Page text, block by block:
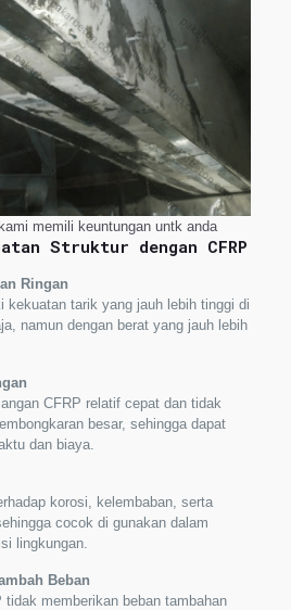
memili keuntungan untk anda
Struktur dengan CFRP
Ringan
kekuatan tarik yang jauh lebih tinggi di
namun dengan berat yang jauh lebih
CFRP relatif cepat dan tidak
besar, sehingga dapat
dan biaya.
korosi, kelembaban, serta
cocok di gunakan dalam
lingkungan.
Beban
tidak memberikan beban tambahan